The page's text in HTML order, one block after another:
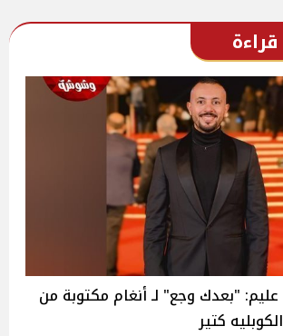
قراءة
"بعدك وجع" لـ أنغام مكتوبة من
كتير